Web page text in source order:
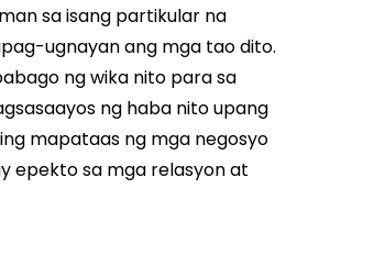
sa isang partikular na
ugnayan ang mga tao dito.
ng wika nito para sa
ng haba nito upang
mapataas ng mga negosyo
epekto sa mga relasyon at